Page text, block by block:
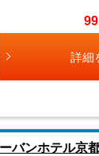
詳細
バンホテル京